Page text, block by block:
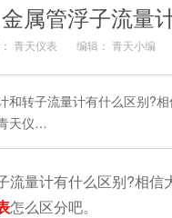
金属管浮子流量
青天仪表 编辑： 青天小编
和转子流量计有什么区别?
天仪…
流量计有什么区别?相信
怎么区分吧。